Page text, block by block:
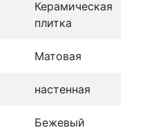
Керамическая
плитка
Матовая
настенная
Бежевый